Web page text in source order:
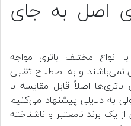
اصل به جای
انواع مختلف باتری مواجه
و به اصطلاح تقلبی
اصلاً قابل مقایسه با
به دلایلی پیشنهاد می‌کنیم
یک برند نامعتبر و ناشناخته